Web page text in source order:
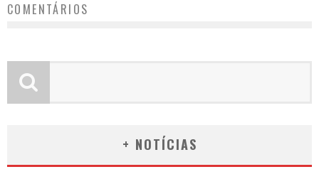
COMENTÁRIOS
+ NOTÍCIAS